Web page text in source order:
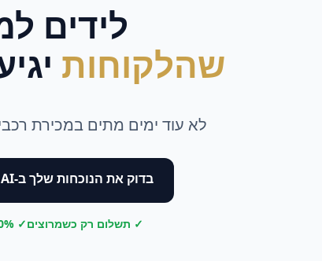
לידים ל
שהלקוחות
לא עוד ימים מתים במכירת
בדוק את הנוכחות שלך ב-AI — חינם
✓ תשלום רק כשמרוצים✓ 100% AI